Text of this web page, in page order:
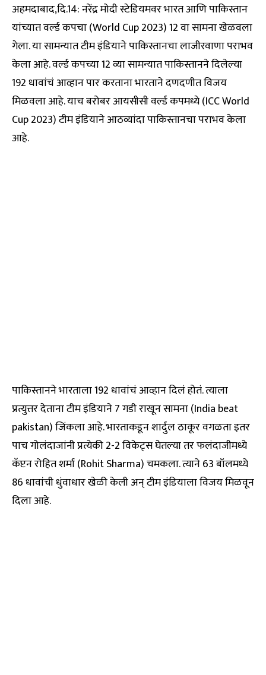
अहमदाबाद,दि.14: नरेंद्र मोदी स्टेडियमवर भारत आणि पाकिस्तान
यांच्यात वर्ल्ड कपचा (World Cup 2023) 12 वा सामना खेळवला
गेला. या सामन्यात टीम इंडियाने पाकिस्तानचा लाजीरवाणा पराभव
केला आहे. वर्ल्ड कपच्या 12 व्या सामन्यात पाकिस्तानने दिलेल्या
192 धावांचं आव्हान पार करताना भारताने दणदणीत विजय
मिळवला आहे. याच बरोबर आयसीसी वर्ल्ड कपमध्ये (ICC World
Cup 2023) टीम इंडियाने आठव्यांदा पाकिस्तानचा पराभव केला
आहे.
पाकिस्तानने भारताला 192 धावांचं आव्हान दिलं होतं. त्याला
प्रत्युत्तर देताना टीम इंडियाने 7 गडी राखून सामना (India beat
pakistan) जिंकला आहे. भारताकडून शार्दुल ठाकूर वगळता इतर
पाच गोलंदाजांनी प्रत्येकी 2-2 विकेट्स घेतल्या तर फलंदाजीमध्ये
कॅप्टन रोहित शर्मा (Rohit Sharma) चमकला. त्याने 63 बॉलमध्ये
86 धावांची धुंवाधार खेळी केली अन् टीम इंडियाला विजय मिळवून
दिला आहे.